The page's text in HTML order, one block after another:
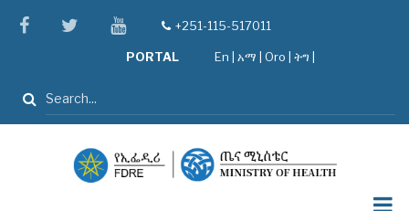
facebooktwitteryoutube
tel+251-115-517011
PORTAL En አማ Oro ትግ |
ፈልግ